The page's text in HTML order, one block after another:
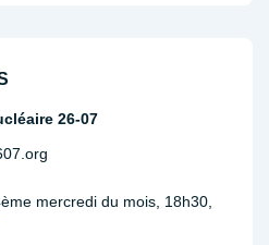
26-07
mercredi du mois, 18h30,